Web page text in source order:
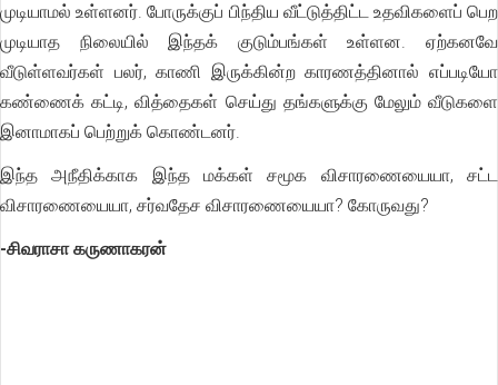
முடியாமல் உள்ளனர். போருக்குப் பிந்திய வீட்டுத்திட்ட உதவிகளைப் பெற
முடியாத நிலையில் இந்தக் குடும்பங்கள் உள்ளன. ஏற்கனவே
வீடுள்ளவர்கள் பலர், காணி இருக்கின்ற காரணத்தினால் எப்படியோ
கண்ணைக் கட்டி, வித்தைகள் செய்து தங்களுக்கு மேலும் வீடுகளை
இனாமாகப் பெற்றுக் கொண்டனர்.
இந்த அநீதிக்காக இந்த மக்கள் சமூக விசாரணையையா, சட்ட
விசாரணையையா, சர்வதேச விசாரணையையா? கோருவது?
-சிவராசா கருணாகரன்